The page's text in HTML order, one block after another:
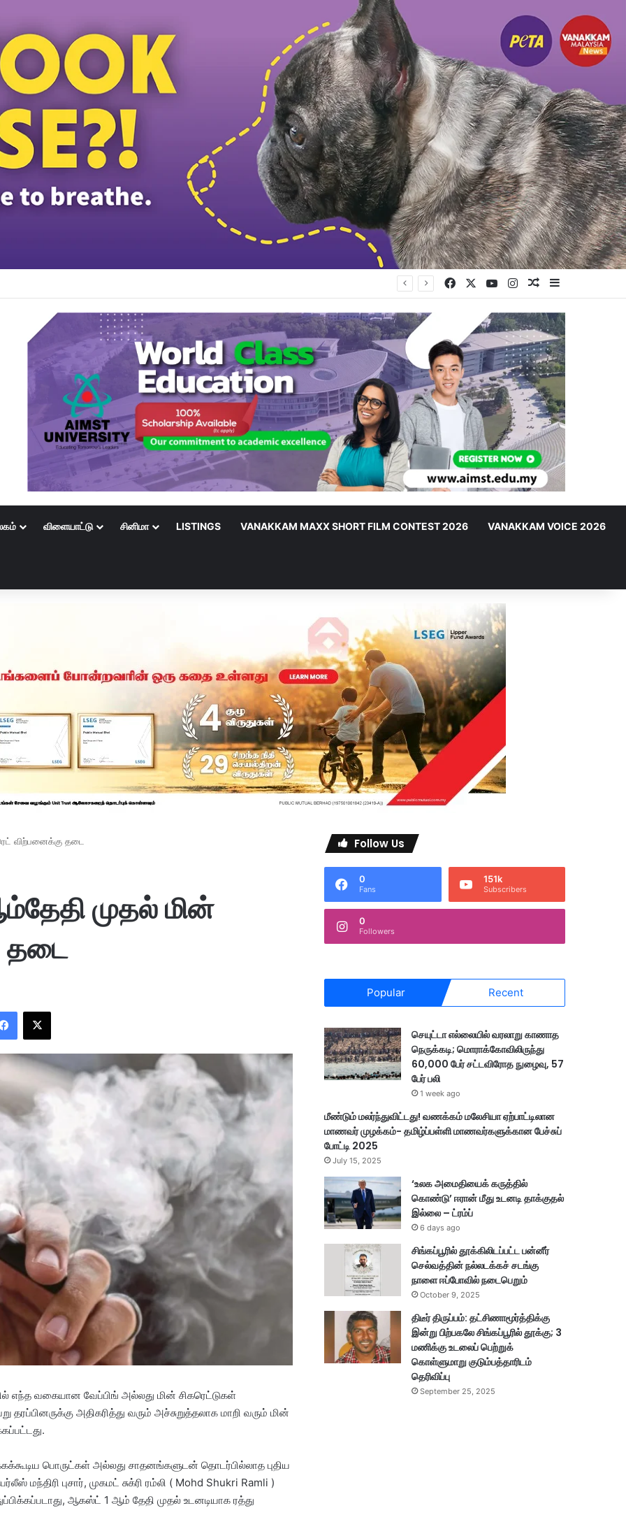
கைது: போலீஸாரின் இரட்டை நிலைப்பாடு; சாடிய RSN ராயர் Facebook YouTubeInstagramRandom Article
விளையாட்டு சினிமா LISTINGS VANAKKAM MAXX SHORT FILM CONTEST 2026 VANAKKAM VOICE 2026
விற்பனைக்கு தடை
முதல் மின்
தடை
எந்த வகையான வேப்பிங் அல்லது மின் சிகரெட்டுகள்
அதிகரித்து வரும் அச்சுறுத்தலாக மாறி வரும் மின்
பொருட்கள் அல்லது சாதனங்களுடன் தொடர்பில்லாத புதிய
புசார், முகமட் சுக்ரி ரம்லி ( Mohd Shukri Ramli )
ஆகஸ்ட் 1 ஆம் தேதி முதல் உடனடியாக ரத்து
Follow Us
0
Fans
151k
Subscribers
0
Followers
Popular Recent
செயுட்டா எல்லையில் வரலாறு காணாத
நெருக்கடி; மொராக்கோவிலிருந்து
60,000 பேர் சட்டவிரோத நுழைவு, 57
பேர் பலி
1 week ago
மீண்டும் மலர்ந்துவிட்டது! வணக்கம் மலேசியா ஏற்பாட்டிலான
மாணவர் முழக்கம்- தமிழ்ப்பள்ளி மாணவர்களுக்கான பேச்சுப்
போட்டி 2025
July 15, 2025
‘உலக அமைதியைக் கருத்தில்
கொண்டு’ ஈரான் மீது உடனடி தாக்குதல்
இல்லை – ட்ரம்ப்
6 days ago
சிங்கப்பூரில் தூக்கிலிடப்பட்ட பன்னீர்
செல்வத்தின் நல்லடக்கச் சடங்கு
நாளை ஈப்போவில் நடைபெறும்
October 9, 2025
திடீர் திருப்பம்: தட்சிணாமூர்த்திக்கு
இன்று பிற்பகலே சிங்கப்பூரில் தூக்கு; 3
மணிக்கு உடலைப் பெற்றுக்
கொள்ளுமாறு குடும்பத்தாரிடம்
தெரிவிப்பு
September 25, 2025